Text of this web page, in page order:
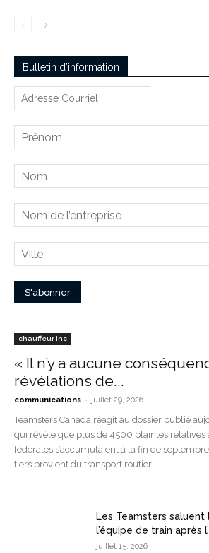
Bulletin d’information
chauffeur inc
« Il n’y a aucune
révélations de...
communications - juillet 29, 2026
Teamsters Canada réagit au dossier publié
qui révèle que plus de 4500 plaintes
fédérales s’accumulaient à la fin de
tiers provient du transport routier.
Les Teamsters
l’équipe de train après
juillet 15, 2026